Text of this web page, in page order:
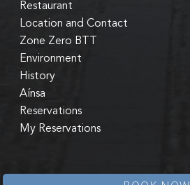
Restaurant
Location and Contact
Zone Zero BTT
Environment
History
Aínsa
Reservations
My Reservations